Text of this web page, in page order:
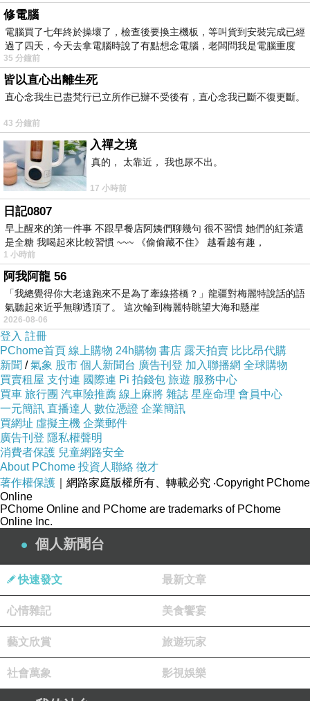
報名專線
上課地點：
報名表
姓名： 生日： 年 月 日
電話 ：
地址：
備註：
修電腦
電腦買了七年終於操壞了，檢查後要換主機板，等叫貨到安裝完成已經
過了四天，今天去拿電腦時說了有點想念電腦，老闆問我是電腦重度
35 分鐘前
皆以直心出離生死
直心念我生已盡梵行已立所作已辦不受後有，直心念我已斷不復更斷。
43 分鐘前
入禪之境
真的， 太靠近， 我也尿不出。
17 小時前
日記0807
早上醒來的第一件事 不跟早餐店阿姨們聊幾句 很不習慣 她們的紅茶還
是全糖 我喝起來比較習慣 ~~~ 《偷偷藏不住》 越看越有趣，
1 小時前
阿我阿龍 56
「我總覺得你大老遠跑來不是為了牽線搭橋？」龍疆對梅麗特說話的語
氣聽起來近乎無聊透頂了。 這次輪到梅麗特眺望大海和懸崖
2026-08-06
登入 註冊
PChome首頁 線上購物 24h購物 書店 露天拍賣 比比昂代購
新聞 /氣象 股市 個人新聞台 廣告刊登 加入聯播網 全球購物
買賣租屋 支付連 國際連 Pi 拍錢包 旅遊 服務中心
買車 旅行團 汽車險推薦 線上麻將 雜誌 星座命理 會員中心
一元簡訊 直播達人 數位憑證 企業簡訊
買網址 虛擬主機 企業郵件
廣告刊登 隱私權聲明
消費者保護 兒童網路安全
About PChome 投資人聯絡 徵才
著作權保護 ｜網路家庭版權所有、轉載必究 ‧Copyright PChome
Online
PChome Online and PChome are trademarks of PChome
Online Inc.
個人新聞台
快速發文 最新文章
心情雜記 美食饗宴
藝文欣賞 旅遊玩家
社會萬象 影視娛樂